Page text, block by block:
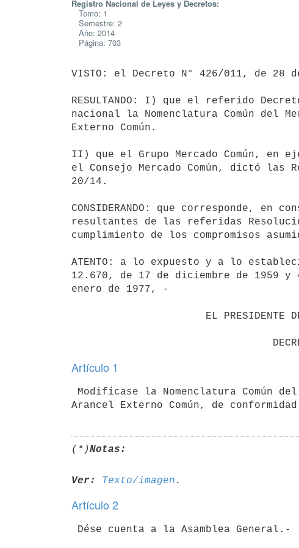
Registro Nacional de Leyes y Decretos:
Tomo: 1
Semestre: 2
Año: 2014
Página: 703
VISTO: el Decreto N° 426/011, de 28
RESULTANDO: I) que el referido
nacional la Nomenclatura Común del
Externo Común.
II) que el Grupo Mercado Común, en
el Consejo Mercado Común, dictó las
20/14.
CONSIDERANDO: que corresponde, en
resultantes de las referidas
cumplimiento de los compromisos
ATENTO: a lo expuesto y a lo
12.670, de 17 de diciembre de 1959
enero de 1977, -
Artículo 1
Arancel Externo Común, de
(*)Notas:
Ver: Texto/imagen
Artículo 2